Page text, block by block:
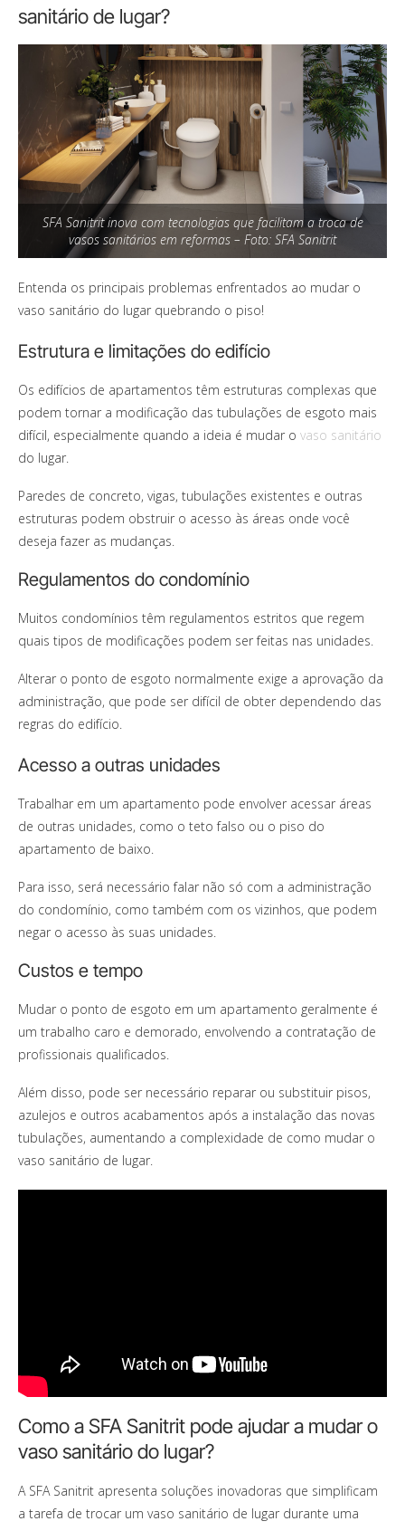
sanitário de lugar?
SFA Sanitrit inova com tecnologias que facilitam a troca de
vasos sanitários em reformas – Foto: SFA Sanitrit
Entenda os principais problemas enfrentados ao mudar o
vaso sanitário do lugar quebrando o piso!
Estrutura e limitações do edifício
Os edifícios de apartamentos têm estruturas complexas que
podem tornar a modificação das tubulações de esgoto mais
difícil, especialmente quando a ideia é mudar o vaso sanitário
do lugar.
Paredes de concreto, vigas, tubulações existentes e outras
estruturas podem obstruir o acesso às áreas onde você
deseja fazer as mudanças.
Regulamentos do condomínio
Muitos condomínios têm regulamentos estritos que regem
quais tipos de modificações podem ser feitas nas unidades.
Alterar o ponto de esgoto normalmente exige a aprovação da
administração, que pode ser difícil de obter dependendo das
regras do edifício.
Acesso a outras unidades
Trabalhar em um apartamento pode envolver acessar áreas
de outras unidades, como o teto falso ou o piso do
apartamento de baixo.
Para isso, será necessário falar não só com a administração
do condomínio, como também com os vizinhos, que podem
negar o acesso às suas unidades.
Custos e tempo
Mudar o ponto de esgoto em um apartamento geralmente é
um trabalho caro e demorado, envolvendo a contratação de
profissionais qualificados.
Além disso, pode ser necessário reparar ou substituir pisos,
azulejos e outros acabamentos após a instalação das novas
tubulações, aumentando a complexidade de como mudar o
vaso sanitário de lugar.
Como a SFA Sanitrit pode ajudar a mudar o
vaso sanitário do lugar?
A SFA Sanitrit apresenta soluções inovadoras que simplificam
a tarefa de trocar um vaso sanitário de lugar durante uma